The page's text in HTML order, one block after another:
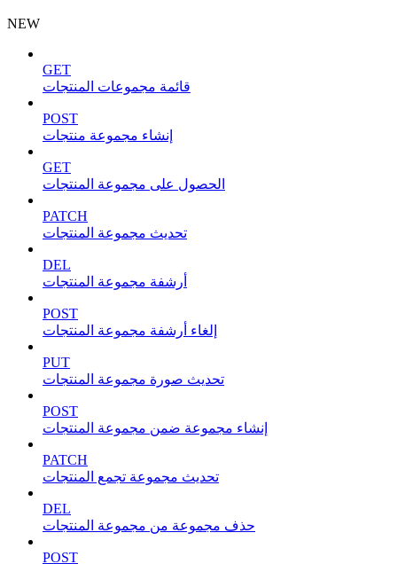
NEW
GET
قائمة مجموعات المنتجات
POST
إنشاء مجموعة منتجات
GET
الحصول على مجموعة المنتجات
PATCH
تحديث مجموعة المنتجات
DEL
أرشفة مجموعة المنتجات
POST
إلغاء أرشفة مجموعة المنتجات
PUT
تحديث صورة مجموعة المنتجات
POST
إنشاء مجموعة ضمن مجموعة المنتجات
PATCH
تحديث مجموعة تجمع المنتجات
DEL
حذف مجموعة من مجموعة المنتجات
POST